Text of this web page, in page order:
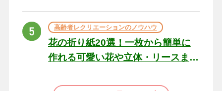
高齢者レクリエーションのノウハウ
花の折り紙20選！一枚から簡単に
作れる可愛い花や立体・リースま